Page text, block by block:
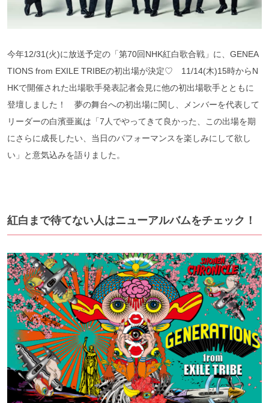
今年12/31(火)に放送予定の「第70回NHK紅白歌合戦」に、GENEA
TIONS from EXILE TRIBEの初出場が決定♡ 11/14(木)15時からN
HKで開催された出場歌手発表記者会見に他の初出場歌手とともに
登壇しました！ 夢の舞台への初出場に関し、メンバーを代表して
リーダーの白濱亜嵐は「7人でやってきて良かった、この出場を期
にさらに成長したい、当日のパフォーマンスを楽しみにして欲し
い」と意気込みを語りました。
紅白まで待てない人はニューアルバムをチェック！